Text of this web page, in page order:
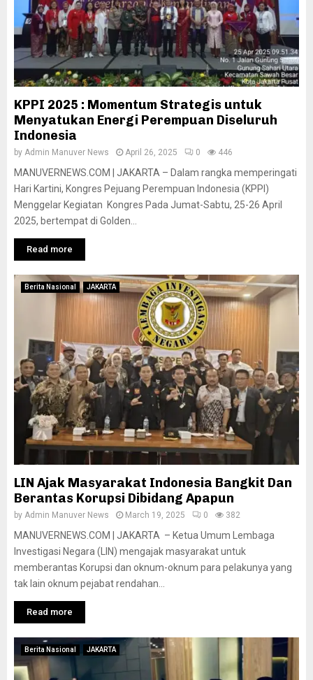
KPPI 2025 : Momentum Strategis untuk
Menyatukan Energi Perempuan Diseluruh
Indonesia
by Admin Manuver News April 26, 2025 0 446
MANUVERNEWS.COM | JAKARTA – Dalam rangka memperingati
Hari Kartini, Kongres Pejuang Perempuan Indonesia (KPPI)
Menggelar Kegiatan Kongres Pada Jumat-Sabtu, 25-26 April
2025, bertempat di Golden...
Read more
Berita Nasional JAKARTA
LIN Ajak Masyarakat Indonesia Bangkit Dan
Berantas Korupsi Dibidang Apapun
by Admin Manuver News March 19, 2025 0 382
MANUVERNEWS.COM | JAKARTA – Ketua Umum Lembaga
Investigasi Negara (LIN) mengajak masyarakat untuk
memberantas Korupsi dan oknum-oknum para pelakunya yang
tak lain oknum pejabat rendahan...
Read more
Berita Nasional JAKARTA